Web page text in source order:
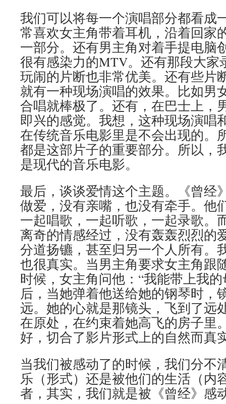
我们可以将每一个演唱部分都看成
常喜欢女主角带着耳机，沿着回家
一部分。还有男主角对着手提电脑
很有感染力的MTV。还有那段大家
玩闹的片断也非常优美。还有些片
就有一种现场演唱的效果。比如男
合唱就棒极了。还有，在巴士上，
即兴的感觉。我想，这种现场演唱
在传统音乐电影里是不会出现的。
都是这部片子的重要部分。所以，
是现代的音乐电影。
最后，谈谈爱情这个主题。《曾经
做爱，没有亲嘴，也没有牵手。他
一起唱歌，一起听歌，一起录歌。
离奇的情感经过，没有轰轰烈烈的
分道扬镳，甚至归另一个人所有。
也很真实。当男主角要求女主角跟
时候，女主角问他：“我能带上我
后，当她弹着他送给她的钢琴时，
远。她的心就是那镜头，飞到了远
在原处，在约束着她高飞的房子里
好，切合了影片形式上的自然而真
当我们被感动了的时候，我们分不
乐（形式）还是被他们的生活（内
者，其实，我们就是被《曾经》感